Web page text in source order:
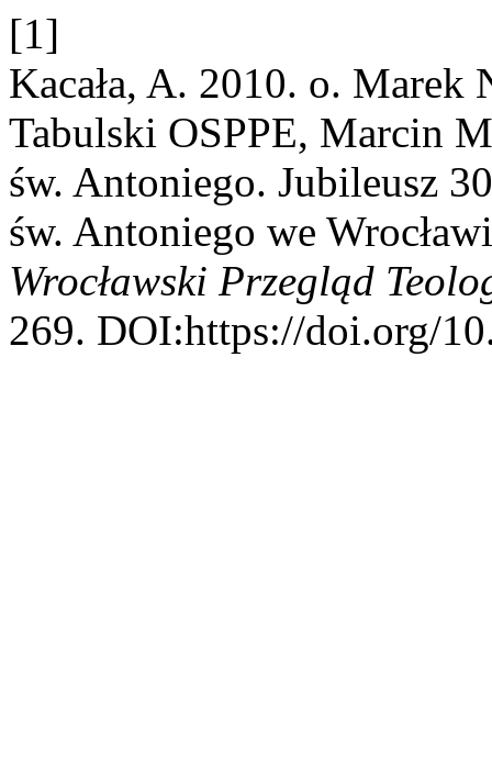
[1]
Kacała, A. 2010. o. Marek
Tabulski OSPPE, Marcin
św. Antoniego. Jubileusz
św. Antoniego we
Wrocławski Przegląd
269. DOI:https://doi.org/